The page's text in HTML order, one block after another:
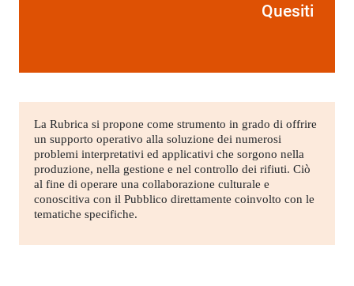
Quesiti
La Rubrica si propone come strumento in grado di offrire
un supporto operativo alla soluzione dei numerosi
problemi interpretativi ed applicativi che sorgono nella
produzione, nella gestione e nel controllo dei rifiuti. Ciò
al fine di operare una collaborazione culturale e
conoscitiva con il Pubblico direttamente coinvolto con le
tematiche specifiche.